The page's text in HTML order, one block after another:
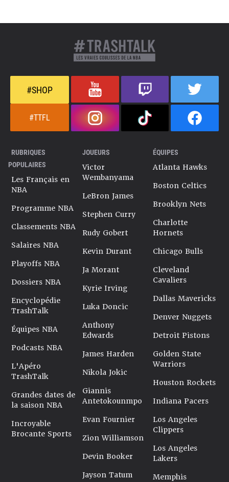
#SHOP
#TTFL
RUBRIQUES
POPULAIRES
Les Français en
NBA
Programme NBA
Classements NBA
Salaires NBA
Playoffs NBA
Dossiers NBA
Encyclopédie
TrashTalk
Équipes NBA
Podcasts NBA
L'Apéro
TrashTalk
Grandes dates de
la saison NBA
Incroyable
Brocante Sports
JOUEURS
Victor
Wembanyama
LeBron James
Stephen Curry
Rudy Gobert
Kevin Durant
Ja Morant
Kyrie Irving
Luka Doncic
Anthony
Edwards
James Harden
Nikola Jokic
Giannis
Antetokounmpo
Evan Fournier
Zion Williamson
Devin Booker
Jayson Tatum
ÉQUIPES
Atlanta Hawks
Boston Celtics
Brooklyn Nets
Charlotte
Hornets
Chicago Bulls
Cleveland
Cavaliers
Dallas Mavericks
Denver Nuggets
Detroit Pistons
Golden State
Warriors
Houston Rockets
Indiana Pacers
Los Angeles
Clippers
Los Angeles
Lakers
Memphis